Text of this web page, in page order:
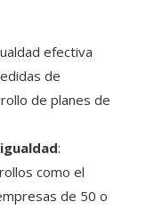
efectiva
de
de planes de
:
como el
de 50 o